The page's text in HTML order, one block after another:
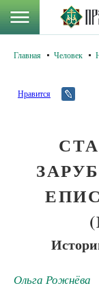
Главная Человек
Нравится
Ольга Рожнёва